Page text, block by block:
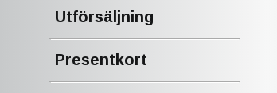
Utförsäljning
Presentkort